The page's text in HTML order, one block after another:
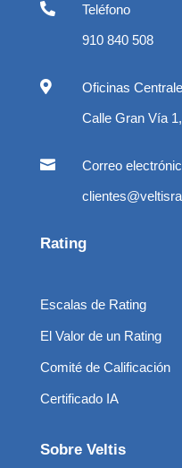

Teléfono
910 840 508

Oficinas
Calle Gran Vía

Correo
Rating
Escalas de Rating
El Valor de un Rating
Comité de Calificación
Certificado IA
Sobre Veltis